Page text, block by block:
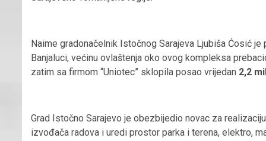
Naime gradonačelnik Istočnog Sarajeva Ljubiša Ćosić
Banjaluci, većinu ovlaštenja oko ovog kompleksa
zatim sa firmom “Uniotec” sklopila posao vrijedan 2,2
Grad Istočno Sarajevo je obezbijedio novac za
izvođača radova i uredi prostor parka i terena, elektro,